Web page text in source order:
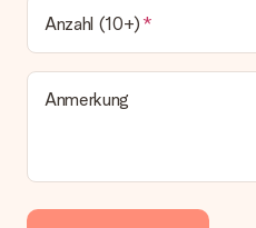
Anzahl (10+)
Anmerkung